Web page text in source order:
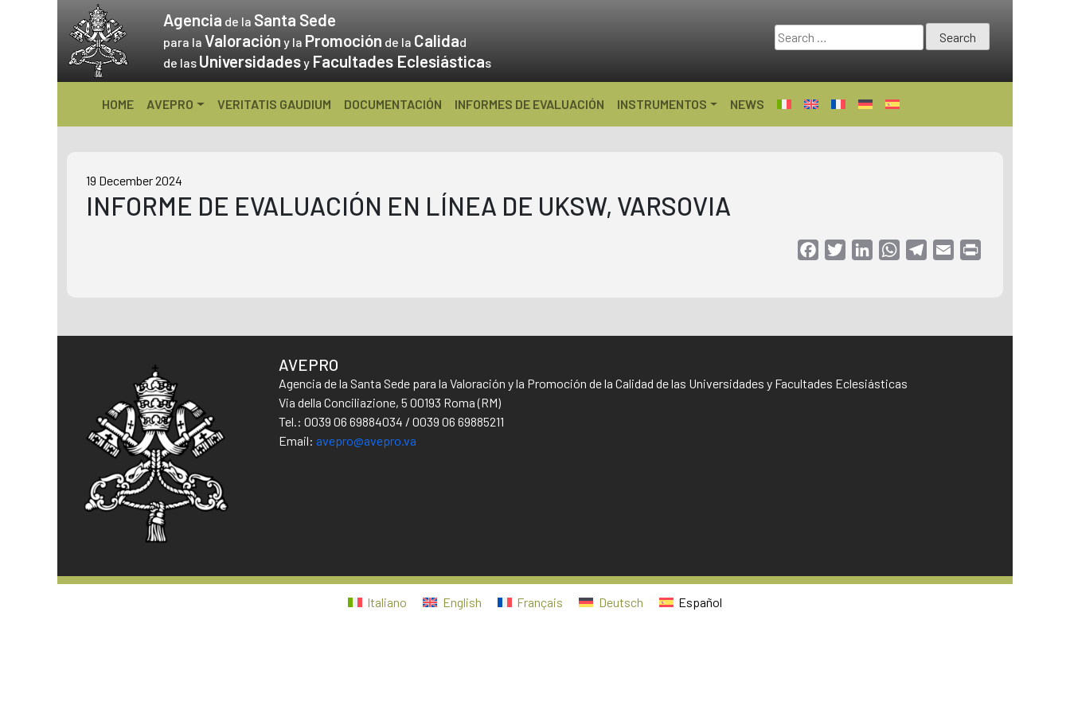
content
Agencia de la Santa Sede
para la Valoración y la Promoción de la Calidad
de las Universidadesy Facultades Eclesiásticas
Search
for:
HOME AVEPRO VERITATIS GAUDIUM DOCUMENTACIÓN INFORMES DE EVALUACIÓN INSTRUMENTOS NEWS
19 December 2024
INFORME DE EVALUACIÓN EN LÍNEA DE UKSW, VARSOVIA
FacebookTwitterLinkedInWhatsAppTelegram
Email
AVEPRO
Agencia de la Santa Sede para la Valoración y la Promoción de la Calidad de las Universidades y Facultades Eclesiásticas
Via della Conciliazione, 5 00193 Roma (RM)
Tel.: 0039 06 69884034 / 0039 06 69885211
Email: avepro@avepro.va
Italiano English Français Deutsch Español